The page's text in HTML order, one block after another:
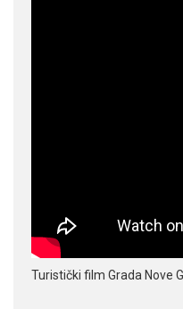
Turistički film Grada Nove